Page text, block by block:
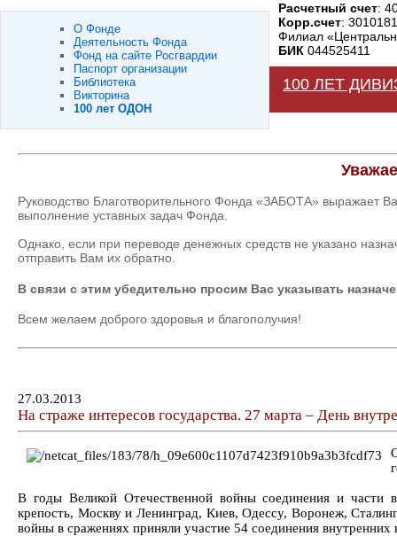
О Фонде
Деятельность Фонда
Фонд на сайте Росгвардии
Паспорт организации
Библиотека
Викторина
100 лет ОДОН
Расчетный счет:
Корр.счет:
Филиал
БИК 044525411
100 ЛЕТ
Руководство Благотворительного Фонда «ЗАБОТА» выражает
выполнение уставных задач Фонда.
Однако, если при переводе денежных средств не указано
отправить Вам их обратно.
В связи с этим убедительно просим Вас указывать
Всем желаем доброго здоровья и благополучия!
27.03.2013
На страже интересов государства. 27 марта – День
В годы Великой Отечественной войны соединения и
крепость, Москву и Ленинград, Киев, Одессу, Воронеж,
войны в сражениях приняли участие 54 соединения